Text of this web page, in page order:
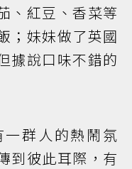
、紅豆、香菜等
；妹妹做了英國
據說口味不錯的
群人的熱鬧氛
到彼此耳際，有